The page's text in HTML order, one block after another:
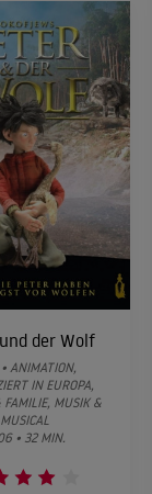
der Wolf
ANIMATION,
IN EUROPA,
FAMILIE, MUSIK &
MUSICAL
• 32 MIN.